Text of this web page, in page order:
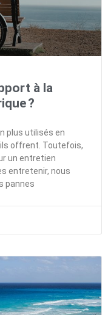
à la
?
plus utilisés en
offrent. Toutefois,
un entretien
entretenir, nous
pannes